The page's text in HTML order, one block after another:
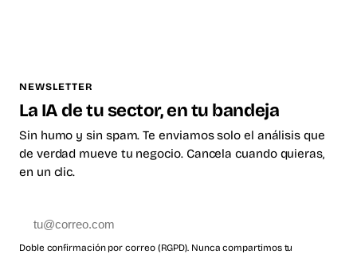
NEWSLETTER
La IA de tu sector, en tu bandeja
Sin humo y sin spam. Te enviamos solo el análisis que
de verdad mueve tu negocio. Cancela cuando quieras,
en un clic.
Doble confirmación por correo (RGPD). Nunca compartimos tu